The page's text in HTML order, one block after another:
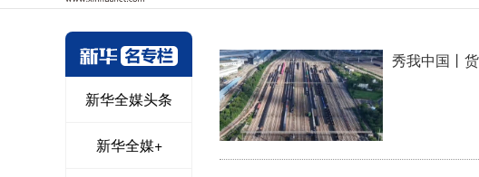
新华全媒头条
新华全媒+
秀我中国丨